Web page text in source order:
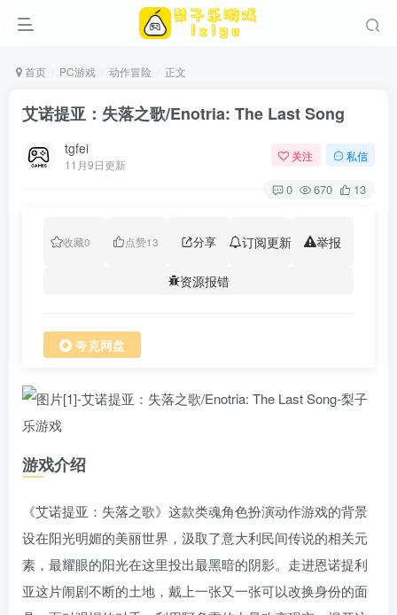
首页 PC游戏 动作冒险 正文
艾诺提亚：失落之歌/Enotria: The Last Song
tgfei
11月9日更新
关注 私信
0 670 13
收藏0 点赞13 分享 订阅更新 举报
资源报错
夸克网盘
游戏介绍
《艾诺提亚：失落之歌》这款类魂角色扮演动作游戏的背景
设在阳光明媚的美丽世界，汲取了意大利民间传说的相关元
素，最耀眼的阳光在这里投出最黑暗的阴影。走进恩诺提利
亚这片闹剧不断的土地，戴上一张又一张可以改换身份的面